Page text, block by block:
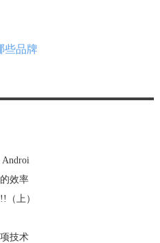
些品牌
效率
（上）
技术